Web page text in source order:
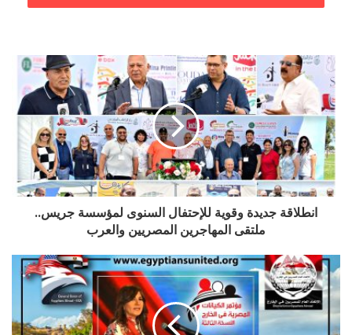
انطلاقة جديدة وقوية للإحتفال السنوى لمؤسسة جريس..
ملتقى المهاجرين المصريين والعرب